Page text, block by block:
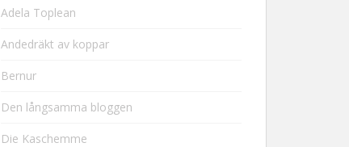
Adela Toplean
Andedräkt av koppar
Bernur
Den långsamma bloggen
Die Kaschemme